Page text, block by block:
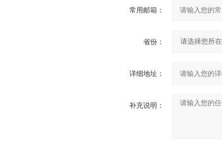
常用邮箱：
省份：
详细地址：
补充说明：